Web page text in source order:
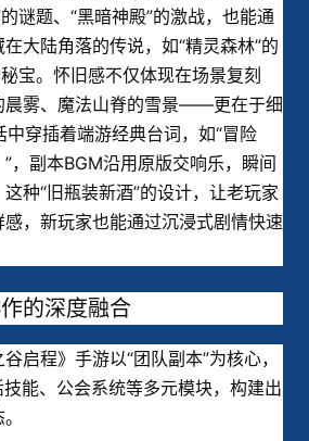
谜题、“黑暗神殿”的激战，也能通
大陆角落的传说，如“精灵森林”的
宝。怀旧感不仅体现在场景复刻
雾、魔法山脊的雪景——更在于细
穿插着端游经典台词，如“冒险
，副本BGM沿用原版交响乐，瞬间
种“旧瓶装新酒”的设计，让老玩家
，新玩家也能通过沉浸式剧情快速
的深度融合
启程》手游以“团队副本”为核心，
能、公会系统等多元模块，构建出